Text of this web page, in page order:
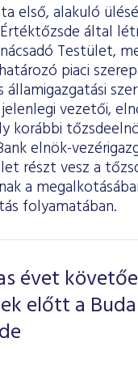
első, alakuló
által
Testület,
piaci
államigazgatási
vezetői,
korábbi
elnök-
részt vesz a
a
folyamatában.
évet
előtt a